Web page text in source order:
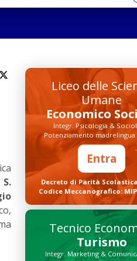
Liceo delle
Umane
Economico
Integr. Psicologia &
Potenziamento madrelingua
Entra
Decreto di Parità Scolastica
Codice Meccanografico:
Tecnico
Turismo
Integr. Marketing &